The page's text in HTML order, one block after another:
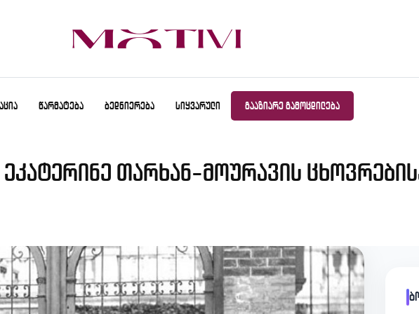
ᲬᲐᲠᲛᲐᲢᲔᲑᲐ ᲑᲔᲓᲜᲘᲔᲠᲔᲑᲐ ᲡᲘᲧᲕᲐᲠᲣᲚᲘ ᲒᲐᲐᲖᲘᲐᲠᲔ ᲒᲐᲛᲝᲪᲓᲘᲚᲔᲑᲐ
თარხან-მოურავის